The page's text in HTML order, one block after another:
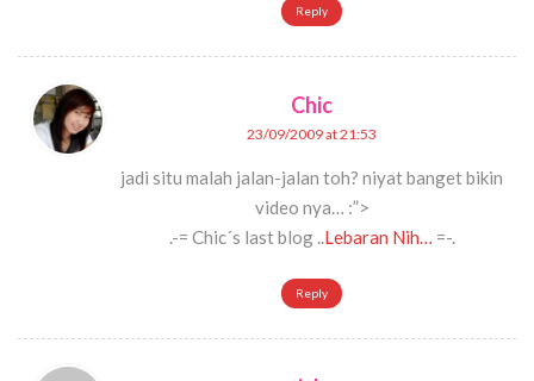
Reply
Chic
23/09/2009 at 21:53
jadi situ malah jalan-jalan toh? niyat banget bikin
video nya… :”>
.-= Chic´s last blog ..Lebaran Nih… =-.
Reply